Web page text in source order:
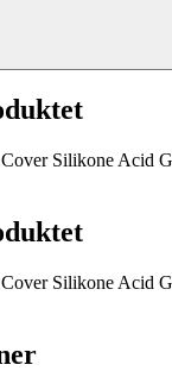
Silikone Acid
Silikone Acid